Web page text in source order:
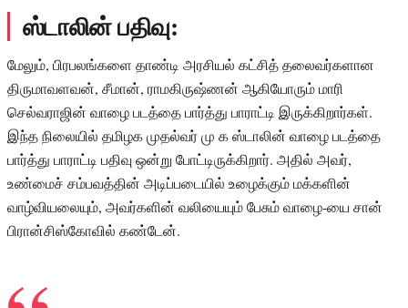
ஸ்டாலின் பதிவு:
மேலும், பிரபலங்களை தாண்டி அரசியல் கட்சித் தலைவர்களான
திருமாவளவன், சீமான், ராமகிருஷ்ணன் ஆகியோரும் மாரி
செல்வராஜின் வாழை படத்தை பார்த்து பாராட்டி இருக்கிறார்கள்.
இந்த நிலையில் தமிழக முதல்வர் மு க ஸ்டாலின் வாழை படத்தை
பார்த்து பாராட்டி பதிவு ஒன்று போட்டிருக்கிறார். அதில் அவர்,
உண்மைச் சம்பவத்தின் அடிப்படையில் உழைக்கும் மக்களின்
வாழ்வியலையும், அவர்களின் வலியையும் பேசும் வாழை-யை சான்
பிரான்சிஸ்கோவில் கண்டேன்.